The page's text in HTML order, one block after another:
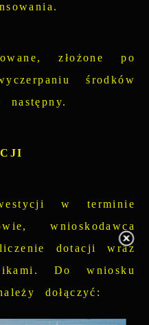
złożone po
środków
w terminie
wnioskodawca
dotacji wraz
Do wniosku
dołączyć: